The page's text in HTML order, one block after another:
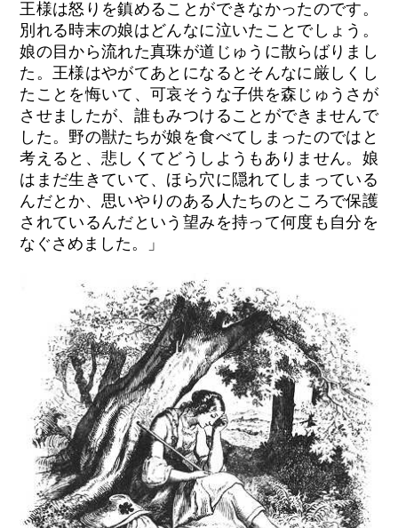
王様は怒りを鎮めることができなかったのです。
別れる時末の娘はどんなに泣いたことでしょう。
娘の目から流れた真珠が道じゅうに散らばりまし
た。王様はやがてあとになるとそんなに厳しくし
たことを悔いて、可哀そうな子供を森じゅうさが
させましたが、誰もみつけることができませんで
した。野の獣たちが娘を食べてしまったのではと
考えると、悲しくてどうしようもありません。娘
はまだ生きていて、ほら穴に隠れてしまっている
んだとか、思いやりのある人たちのところで保護
されているんだという望みを持って何度も自分を
なぐさめました。」